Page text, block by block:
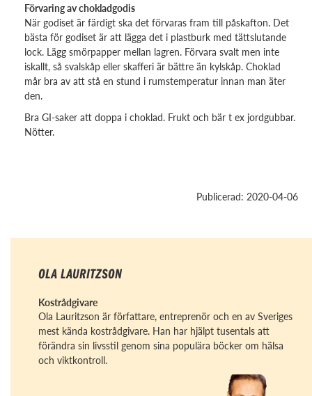
Förvaring av chokladgodis
När godiset är färdigt ska det förvaras fram till påskafton. Det
bästa för godiset är att lägga det i plastburk med tättslutande
lock. Lägg smörpapper mellan lagren. Förvara svalt men inte
iskallt, så svalskåp eller skafferi är bättre än kylskåp. Choklad
mår bra av att stå en stund i rumstemperatur innan man äter
den.
Bra GI-saker att doppa i choklad. Frukt och bär t ex jordgubbar.
Nötter.
Publicerad: 2020-04-06
OLA LAURITZSON
Kostrådgivare
Ola Lauritzson är författare, entreprenör och en av Sveriges
mest kända kostrådgivare. Han har hjälpt tusentals att
förändra sin livsstil genom sina populära böcker om hälsa
och viktkontroll.